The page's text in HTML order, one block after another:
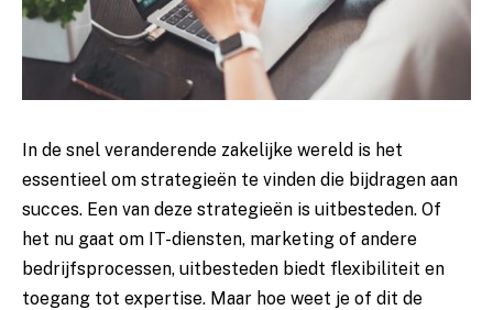
In de snel veranderende zakelijke wereld is het
essentieel om strategieën te vinden die bijdragen aan
succes. Een van deze strategieën is uitbesteden. Of
het nu gaat om IT-diensten, marketing of andere
bedrijfsprocessen, uitbesteden biedt flexibiliteit en
toegang tot expertise. Maar hoe weet je of dit de